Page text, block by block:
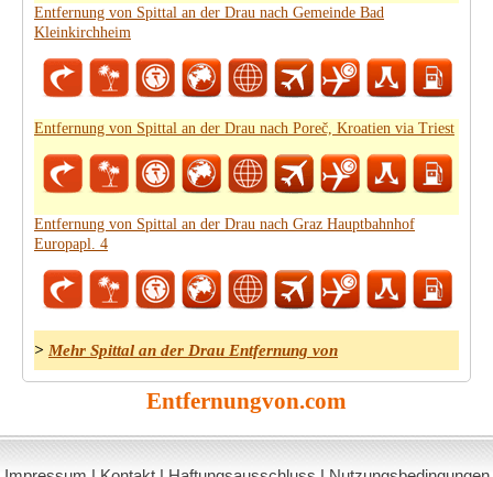
Entfernung von Spittal an der Drau nach Gemeinde Bad
Kleinkirchheim
Entfernung von Spittal an der Drau nach Poreč, Kroatien via Triest
Entfernung von Spittal an der Drau nach Graz Hauptbahnhof
Europapl. 4
> Mehr Spittal an der Drau Entfernung von
Entfernungvon.com